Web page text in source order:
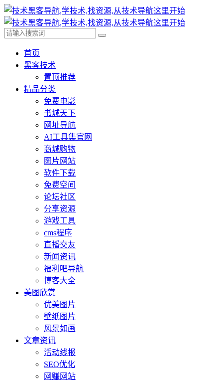
首页
黑客技术
置顶推荐
精品分类
免费电影
书城天下
网址导航
AI工具集官网
商城购物
图片网站
软件下载
免费空间
论坛社区
分享资源
游戏工具
cms程序
直播交友
新闻资讯
福利吧导航
博客大全
美图欣赏
优美图片
壁纸图片
风景如画
文章资讯
活动线报
SEO优化
网赚网站